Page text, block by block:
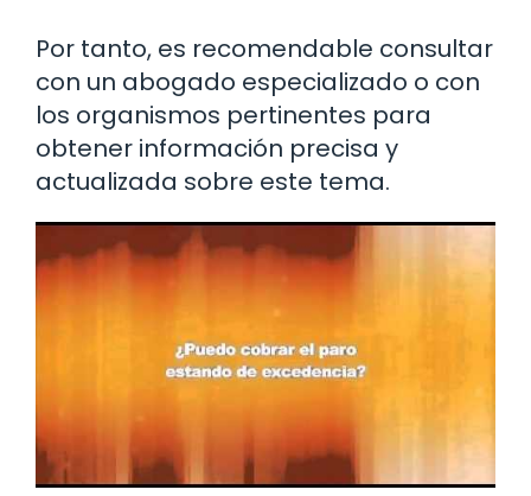
Por tanto, es recomendable consultar
con un abogado especializado o con
los organismos pertinentes para
obtener información precisa y
actualizada sobre este tema.